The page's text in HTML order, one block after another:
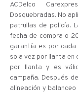
ACDelco
Dosquebradas. No
patrullas de policía.
fecha de compra o
garantía es por
sola vez por llanta en
por llanta y es
campaña. Después
alineación y